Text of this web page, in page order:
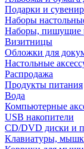
Подарки и
Наборы
Наборы, пишущие
Визитницы
Обложки для
Настольные
Распродажа
Продукты питания
Вода
Компьютерные
USB накопители
CD/DVD диски и
Клавиатуры,